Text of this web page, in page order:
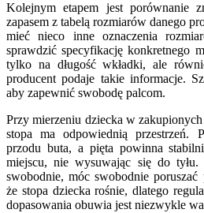
Kolejnym etapem jest porównanie
zapasem z tabelą rozmiarów danego
mieć nieco inne oznaczenia
sprawdzić specyfikację konkretnego
tylko na długość wkładki, ale
producent podaje takie informacje.
aby zapewnić swobodę palcom.
Przy mierzeniu dziecka w
stopa ma odpowiednią przestrzeń.
przodu buta, a pięta powinna
miejscu, nie wysuwając się do
swobodnie, móc swobodnie
że stopa dziecka rośnie, dlatego
dopasowania obuwia jest niezwykle